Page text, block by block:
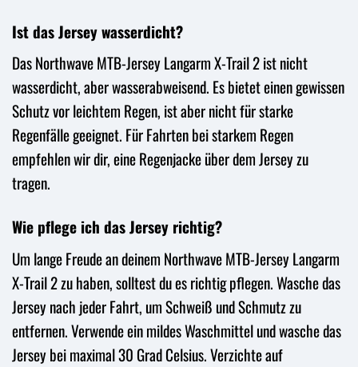
Ist das Jersey wasserdicht?
Das Northwave MTB-Jersey Langarm X-Trail 2 ist nicht
wasserdicht, aber wasserabweisend. Es bietet einen gewissen
Schutz vor leichtem Regen, ist aber nicht für starke
Regenfälle geeignet. Für Fahrten bei starkem Regen
empfehlen wir dir, eine Regenjacke über dem Jersey zu
tragen.
Wie pflege ich das Jersey richtig?
Um lange Freude an deinem Northwave MTB-Jersey Langarm
X-Trail 2 zu haben, solltest du es richtig pflegen. Wasche das
Jersey nach jeder Fahrt, um Schweiß und Schmutz zu
entfernen. Verwende ein mildes Waschmittel und wasche das
Jersey bei maximal 30 Grad Celsius. Verzichte auf